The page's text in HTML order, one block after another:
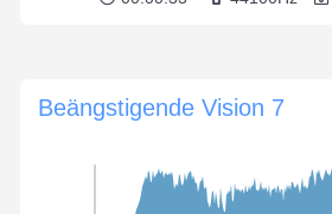
Beängstigende Vision 7